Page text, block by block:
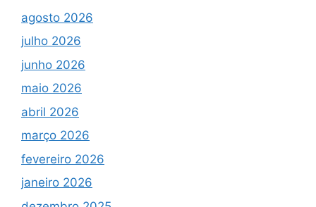
agosto 2026
julho 2026
junho 2026
maio 2026
abril 2026
março 2026
fevereiro 2026
janeiro 2026